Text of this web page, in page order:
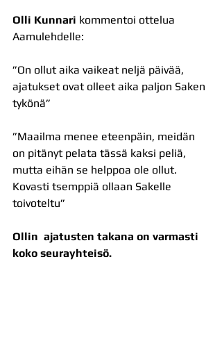
Olli Kunnari kommentoi ottelua
Aamulehdelle:
”On ollut aika vaikeat neljä päivää,
ajatukset ovat olleet aika paljon Saken
tykönä”
”Maailma menee eteenpäin, meidän
on pitänyt pelata tässä kaksi peliä,
mutta eihän se helppoa ole ollut.
Kovasti tsemppiä ollaan Sakelle
toivoteltu”
Ollin  ajatusten takana on varmasti
koko seurayhteisö.